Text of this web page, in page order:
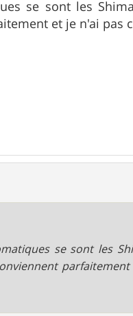
se sont les
et je n'ai pas
se sont les